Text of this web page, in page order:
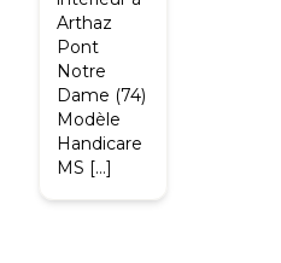
Arthaz
Pont
Notre
Dame (74)
Modèle
Handicare
MS […]